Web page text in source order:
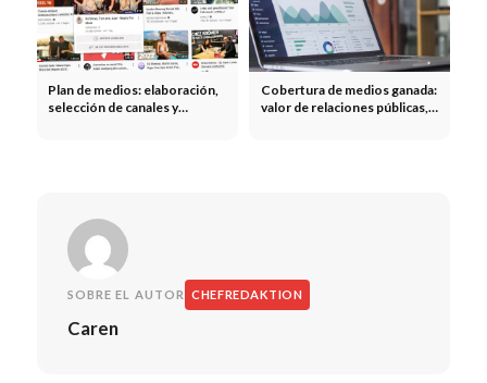
Plan de medios: elaboración,
selección de canales y
Cobertura de medios ganada:
valor de relaciones públicas,
SOBRE EL AUTOR CHEFREDAKTION
Caren